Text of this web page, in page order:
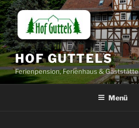
Zum
Inhalt
springen
HOF GUTTELS
Ferienpension, Ferienhaus & Gaststätte
Menü